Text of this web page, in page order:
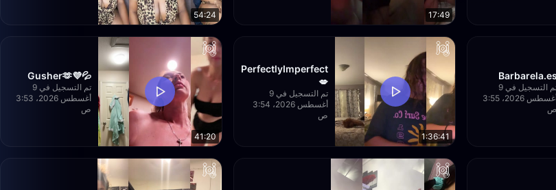
17:49
54:24
Barbarela.es
تم التسجيل في 9
أغسطس 2026، 3:55
ص
1:36:41
PerfectlyImperfect
💋
تم التسجيل في 9
أغسطس 2026، 3:54
ص
41:20
💦💜Gusher🫶
تم التسجيل في 9
أغسطس 2026، 3:53
ص